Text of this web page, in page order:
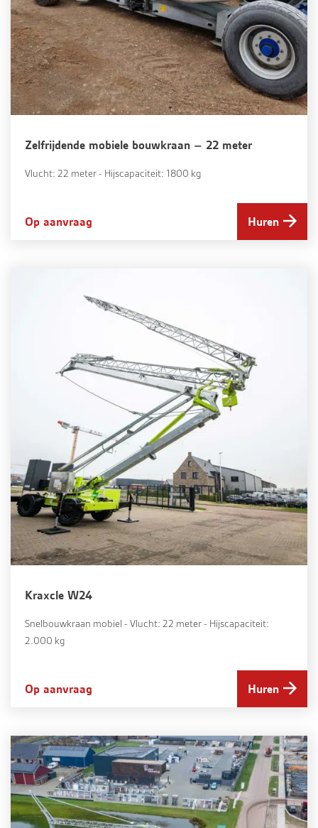
Zelfrijdende mobiele bouwkraan – 22 meter
Vlucht: 22 meter - Hijscapaciteit: 1800 kg
Op aanvraag Huren
Kraxcle W24
Snelbouwkraan mobiel - Vlucht: 22 meter - Hijscapaciteit:
2.000 kg
Op aanvraag Huren